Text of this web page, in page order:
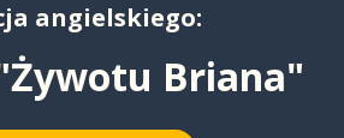
angielskiego:
Briana"